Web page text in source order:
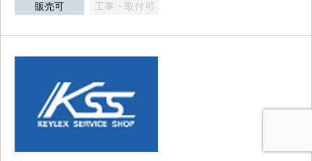
販売可 工事・取付可